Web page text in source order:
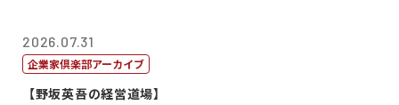
2026.07.31
企業家倶楽部アーカイブ
【野坂英吾の経営道場】